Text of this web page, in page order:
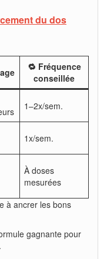
du dos
🔁 Fréquence
conseillée
1–2x/sem.
1x/sem.
À doses
mesurées
à ancrer les bons
gagnante pour